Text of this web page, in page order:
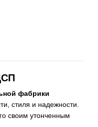
фабрики
стиля и надежности.
своим утонченным